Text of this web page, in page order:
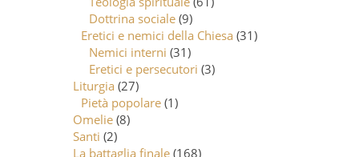
Dottrina sociale (9)
Eretici e nemici della Chiesa (31)
Nemici interni (31)
Eretici e persecutori (3)
Liturgia (27)
Pietà popolare (1)
Omelie (8)
Santi (2)
La battaglia finale (168)